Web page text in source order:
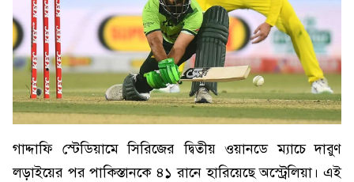
গাদ্দাফি স্টেডিয়ামে সিরিজের দ্বিতীয় ওয়ানডে ম্যাচে দারুণ
লড়াইয়ের পর পাকিস্তানকে ৪১ রানে হারিয়েছে অস্ট্রেলিয়া। এই